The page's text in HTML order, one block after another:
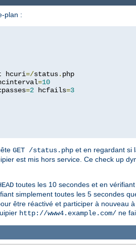
plan :
hcuri=/status. php
=10
=2 hcfails=3
GET /status.php et en regardant si
est mis hors service. Ce check up
toutes les 10 secondes et en
simplement toutes les 5 secondes
être réactivé et participer à nouveau
http://www4.example.com/ ne